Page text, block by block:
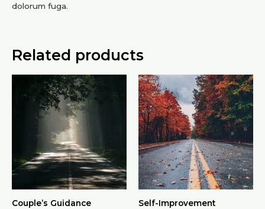
dolorum fuga.
Related products
Couple’s Guidance Self-Improvement